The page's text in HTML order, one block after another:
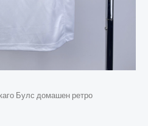
Булс домашен ретро